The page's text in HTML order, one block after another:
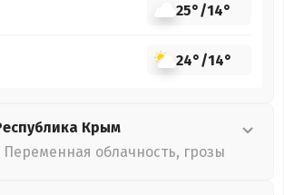
25°/14°
24°/14°
Крым
Переменная облачность, грозы